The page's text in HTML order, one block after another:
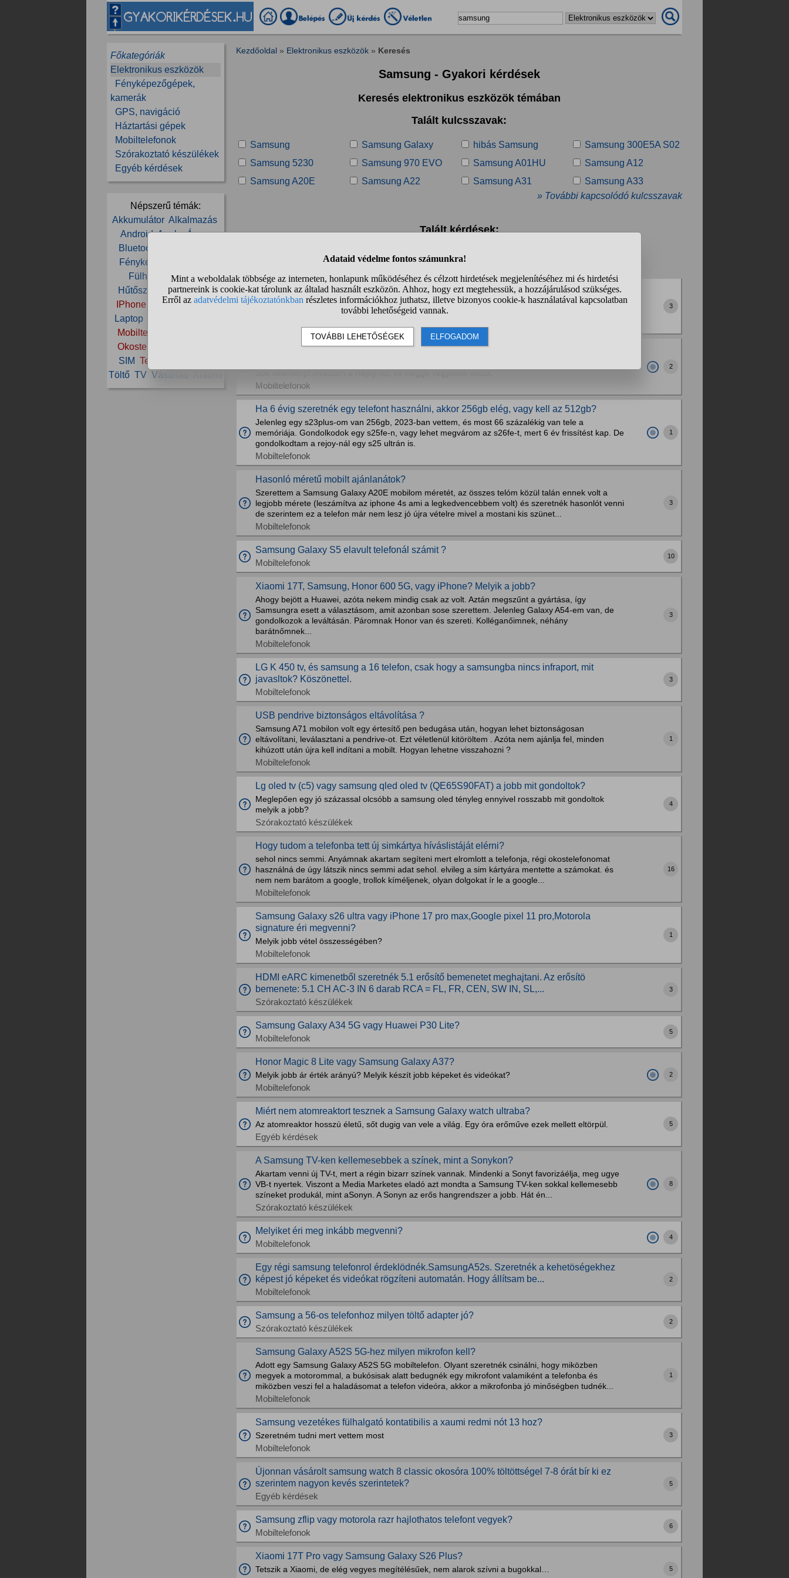
Főkategóriák
Elektronikus eszközök
Fényképezőgépek,
kamerák
GPS, navigáció
Háztartási gépek
Mobiltelefonok
Szórakoztató készülékek
Egyéb kérdések
Népszerű témák:
Akkumulátor Alkalmazás
Android Apple Áram
Bluetooth
Fényképezőgép
Fülhallgató Hiba
Hűtőszekrény Internet
IPhone
Kamera Klíma
Laptop
Mobiltelefon
Okostelefon
SIM Telefon
Töltő TV Vásárlás
Kezdőoldal » Elektronikus eszközök » Keresés
Samsung - Gyakori kérdések
Keresés elektronikus eszközök témában
Talált kulcsszavak:
Samsung Samsung Galaxy hibás Samsung
Samsung 300E5A S02
Samsung 5230
Samsung 970 EVO Samsung A01HU
Samsung A12
Samsung A20E
Samsung A22 Samsung A31
Samsung A33
» További kapcsolódó kulcsszavak
Talált kérdések:
1 2 3 4 5 6 7
Rejoy.hu-ról tapasztalatok, rendelt már tőlük valaki telefont?
S25 Ultra telefonon gondolkodom, de nagyon vegyes véleményeket olvasok Reddit-en, valaki meg
volt elégedve, valaki azt írja, hogy átverték. Valakinek tapasztalata esetleg?
Mobiltelefonok
3
Melyik éri meg jobban: újonnan egy Samsung s25fe, vagy rejoynál használtan egy
Mobiltelefonok
2
Ha 6 évig szeretnék egy telefont használni, akkor 256gb elég, vagy kell az 512gb?
Jelenleg egy s23plus-om van 256gb, 2023-ban vettem, és most 66 százalékig van tele a
memóriája. Gondolkodok egy s25fe-n, vagy lehet megvárom az s26fe-t, mert 6 év frissítést kap. De
gondolkodtam a rejoy-nál egy s25 ultrán is.
Mobiltelefonok
1
Hasonló méretű mobilt ajánlanátok?
Szerettem a Samsung Galaxy A20E mobilom méretét, az összes telóm közül talán ennek volt a
legjobb mérete (leszámítva az iphone 4s ami a legkedvencebbem volt) és szeretnék hasonlót venni
de szerintem ez a telefon már nem lesz jó újra vételre mivel a mostani kis szünet...
Mobiltelefonok
3
Samsung Galaxy S5 elavult telefonál számit ?
Mobiltelefonok
10
Xiaomi 17T, Samsung, Honor 600 5G, vagy iPhone? Melyik a jobb?
Ahogy bejött a Huawei, azóta nekem mindig csak az volt. Aztán megszűnt a gyártása, így
Samsungra esett a választásom, amit azonban sose szerettem. Jelenleg Galaxy A54-em van, de
gondolkozok a leváltásán. Páromnak Honor van és szereti. Kolléganőimnek, néhány
barátnőmnek...
Mobiltelefonok
3
LG K 450 tv, és samsung a 16 telefon, csak hogy a samsungba nincs infraport, mit
javasltok? Köszönettel.
Mobiltelefonok
3
USB pendrive biztonságos eltávolítása ?
Samsung A71 mobilon volt egy értesítő pen bedugása után, hogyan lehet biztonságosan
eltávolítani, leválasztani a pendrive-ot. Ezt véletlenül kitöröltem . Azóta nem ajánlja fel, minden
kihúzott után újra kell indítani a mobilt. Hogyan lehetne visszahozni ?
Mobiltelefonok
1
Lg oled tv (c5) vagy samsung qled oled tv (QE65S90FAT) a jobb mit gondoltok?
Meglepően egy jó százassal olcsóbb a samsung oled tényleg ennyivel rosszabb mit gondoltok
melyik a jobb?
Szórakoztató készülékek
4
Hogy tudom a telefonba tett új simkártya híváslistáját elérni?
sehol nincs semmi. Anyámnak akartam segíteni mert elromlott a telefonja, régi okostelefonomat
használná de úgy látszik nincs semmi adat sehol. elvileg a sim kártyára mentette a számokat. és
nem nem barátom a google, trollok kíméljenek, olyan dolgokat ír le a google...
Mobiltelefonok
16
Samsung Galaxy s26 ultra vagy iPhone 17 pro max,Google pixel 11 pro,Motorola
signature éri megvenni?
Melyik jobb vétel összességében?
Mobiltelefonok
1
HDMI eARC kimenetből szeretnék 5.1 erősítő bemenetet meghajtani. Az erősítö
bemenete: 5.1 CH AC-3 IN 6 darab RCA = FL, FR, CEN, SW IN, SL,...
Szórakoztató készülékek
3
Samsung Galaxy A34 5G vagy Huawei P30 Lite?
Mobiltelefonok
5
Honor Magic 8 Lite vagy Samsung Galaxy A37?
Melyik jobb ár érték arányú? Melyik készít jobb képeket és videókat?
Mobiltelefonok
2
Miért nem atomreaktort tesznek a Samsung Galaxy watch ultraba?
Az atomreaktor hosszú életű, sőt dugig van vele a világ. Egy óra erőműve ezek mellett eltörpül.
Egyéb kérdések
5
A Samsung TV-ken kellemesebbek a színek, mint a Sonykon?
Akartam venni új TV-t, mert a régin bizarr színek vannak. Mindenki a Sonyt favorizáélja, meg ugye
VB-t nyertek. Viszont a Media Marketes eladó azt mondta a Samsung TV-ken sokkal kellemesebb
színeket produkál, mint aSonyn. A Sonyn az erős hangrendszer a jobb. Hát én...
Szórakoztató készülékek
8
Melyiket éri meg inkább megvenni?
Mobiltelefonok
4
Egy régi samsung telefonrol érdeklödnék.SamsungA52s. Szeretnék a kehetöségekhez
képest jó képeket és videókat rögzíteni automatán. Hogy állítsam be...
Mobiltelefonok
2
Samsung a 56-os telefonhoz milyen töltő adapter jó?
Szórakoztató készülékek
2
Samsung Galaxy A52S 5G-hez milyen mikrofon kell?
Adott egy Samsung Galaxy A52S 5G mobiltelefon. Olyant szeretnék csinálni, hogy miközben
megyek a motorommal, a bukósisak alatt bedugnék egy mikrofont valamiként a telefonba és
miközben veszi fel a haladásomat a telefon videóra, akkor a mikrofonba jó minőségben tudnék...
Mobiltelefonok
1
Samsung vezetékes fülhalgató kontatibilis a xaumi redmi nót 13 hoz?
Szeretném tudni mert vettem most
Mobiltelefonok
3
Újonnan vásárolt samsung watch 8 classic okosóra 100% töltöttségel 7-8 órát bír ki ez
szerintem nagyon kevés szerintetek?
Egyéb kérdések
5
Samsung zflip vagy motorola razr hajlothatos telefont vegyek?
Mobiltelefonok
6
Xiaomi 17T Pro vagy Samsung Galaxy S26 Plus?
Tetszik a Xiaomi, de elég vegyes megítélésűek, nem alarok szívni a bugokkal… 5